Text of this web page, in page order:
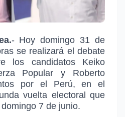
- Hoy domingo 31 de
se realizará el debate
los candidatos Keiko
Popular y Roberto
por el Perú, en el
vuelta electoral que
7 de junio.